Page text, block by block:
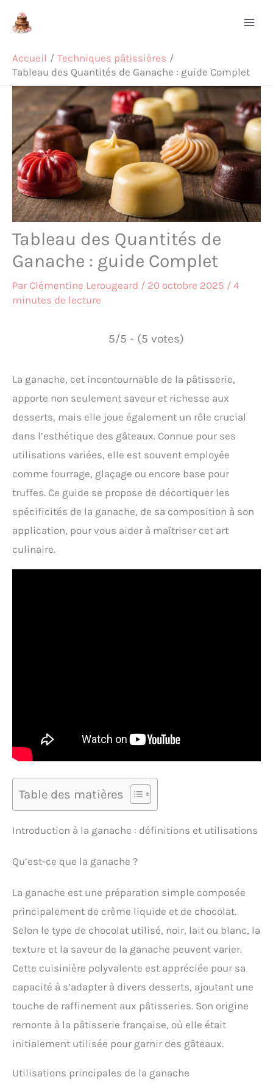
Accueil
Techniques pâtissières
Tableau des Quantités de Ganache : guide Complet
Tableau des Quantités de
Ganache : guide Complet
Par Clémentine Lerougeard / 20 octobre 2025 / 4
minutes de lecture
5/5 - (5 votes)
La ganache, cet incontournable de la pâtisserie,
apporte non seulement saveur et richesse aux
desserts, mais elle joue également un rôle crucial
dans l’esthétique des gâteaux. Connue pour ses
utilisations variées, elle est souvent employée
comme fourrage, glaçage ou encore base pour
truffes. Ce guide se propose de décortiquer les
spécificités de la ganache, de sa composition à son
application, pour vous aider à maîtriser cet art
culinaire.
Table des matières
Introduction à la ganache : définitions et utilisations
Qu’est-ce que la ganache ?
La ganache est une préparation simple composée
principalement de crème liquide et de chocolat.
Selon le type de chocolat utilisé, noir, lait ou blanc, la
texture et la saveur de la ganache peuvent varier.
Cette cuisinière polyvalente est appréciée pour sa
capacité à s’adapter à divers desserts, ajoutant une
touche de raffinement aux pâtisseries. Son origine
remonte à la pâtisserie française, où elle était
initialement utilisée pour garnir des gâteaux.
Utilisations principales de la ganache
Rechercher